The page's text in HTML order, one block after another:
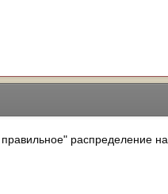
распределение